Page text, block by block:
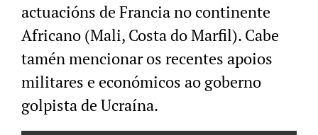
actuacións de Francia no continente
Africano (Mali, Costa do Marfil). Cabe
tamén mencionar os recentes apoios
militares e económicos ao goberno
golpista de Ucraína.